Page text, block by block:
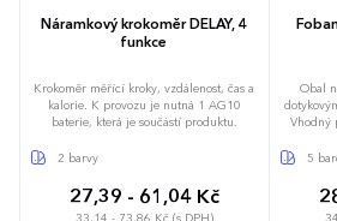
Náramkový krokoměr DELAY, 4
funkce
Krokoměr měřící kroky, vzdálenost, čas a
kalorie. K provozu je nutná 1 AG10
baterie, která je součástí produktu.
2 barvy
27,39 - 61,04 Kč
33,14 - 73,86 Kč (s DPH)
Obal
Vhodný
5